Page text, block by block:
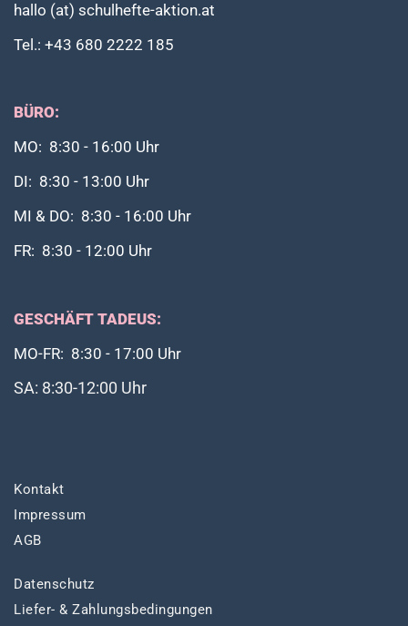
hallo (at) schulhefte-aktion.at
Tel.: +43 680 2222 185
BÜRO:
MO: 8:30 - 16:00 Uhr
DI: 8:30 - 13:00 Uhr
MI & DO: 8:30 - 16:00 Uhr
FR: 8:30 - 12:00 Uhr
GESCHÄFT TADEUS:
MO-FR: 8:30 - 17:00 Uhr
SA: 8:30-12:00 Uhr
Kontakt
Impressum
AGB
Datenschutz
Liefer- & Zahlungsbedingungen